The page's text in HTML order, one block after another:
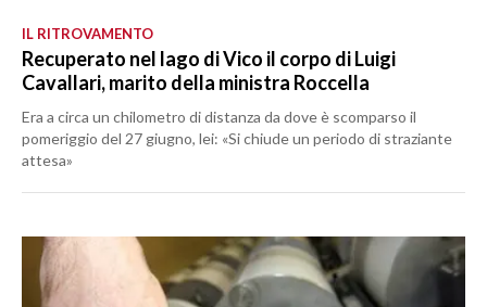
IL RITROVAMENTO
Recuperato nel lago di Vico il corpo di Luigi
Cavallari, marito della ministra Roccella
Era a circa un chilometro di distanza da dove è scomparso il
pomeriggio del 27 giugno, lei: «Si chiude un periodo di straziante
attesa»